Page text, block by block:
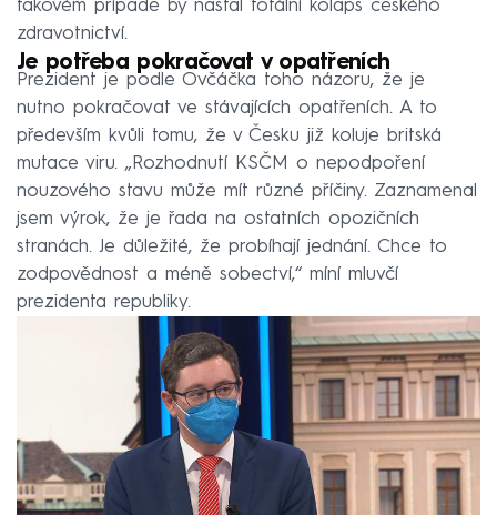
takovém případě by nastal totální kolaps českého
zdravotnictví.
Je potřeba pokračovat v opatřeních
Prezident je podle Ovčáčka toho názoru, že je
nutno pokračovat ve stávajících opatřeních. A to
především kvůli tomu, že v Česku již koluje britská
mutace viru. „Rozhodnutí KSČM o nepodpoření
nouzového stavu může mít různé příčiny. Zaznamenal
jsem výrok, že je řada na ostatních opozičních
stranách. Je důležité, že probíhají jednání. Chce to
zodpovědnost a méně sobectví,“ míní mluvčí
prezidenta republiky.